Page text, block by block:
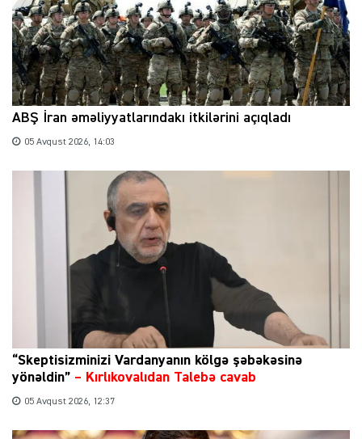
ABŞ İran əməliyyatlarındakı itkilərini açıqladı
05 Avqust 2026, 14:03
“Skeptisizminizi Vardanyanın kölgə şəbəkəsinə
yönəldin” – Kırlıkovalıdan Talebə cavab
05 Avqust 2026, 12:37